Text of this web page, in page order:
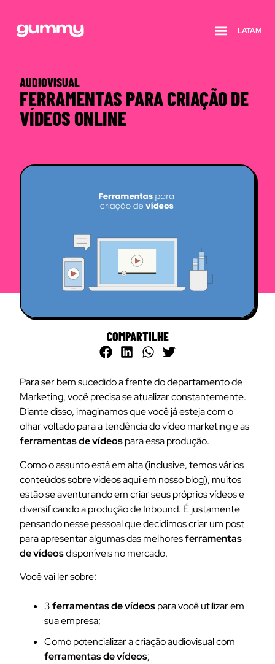
LATAM
AUDIOVISUAL
FERRAMENTAS PARA CRIAÇÃO DE
VÍDEOS ONLINE
COMPARTILHE
Para ser bem sucedido a frente do departamento de
Marketing, você precisa se atualizar constantemente.
Diante disso, imaginamos que você já esteja com o
olhar voltado para a tendência do vídeo marketing e as
ferramentas de vídeospara essa produção.
Como o assunto está em alta (inclusive, temos vários
conteúdos sobre vídeos aqui em nosso blog), muitos
estão se aventurando em criar seus próprios vídeos e
diversificando a produção de Inbound. É justamente
pensando nesse pessoal que decidimos criar um post
para apresentar algumas das melhoresferramentas
de vídeosdisponíveis no mercado.
Você vai ler sobre:
3ferramentas de vídeospara você utilizar em
sua empresa;
Como potencializar a criação audiovisual com
ferramentas de vídeos;